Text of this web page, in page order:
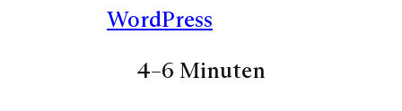
WordPress
4–6 Minuten